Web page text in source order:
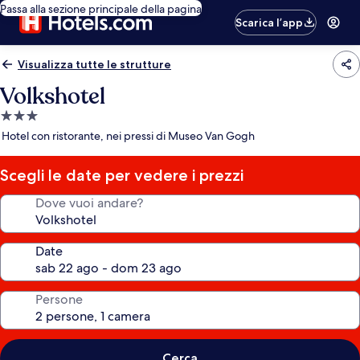
Passa alla sezione principale della pagina
Scarica l’app
Visualizza tutte le strutture
Volkshotel
Struttura
a
stelle
Hotel con ristorante, nei pressi di Museo Van Gogh
Scegli le date per vedere i prezzi
Dove vuoi andare?
Date
Persone